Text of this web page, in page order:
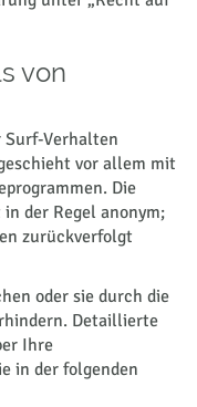
von
Surf-Verhalten
vor allem mit
Die
der Regel anonym;
zurückverfolgt
oder sie durch die
Detaillierte
Ihre
in der folgenden